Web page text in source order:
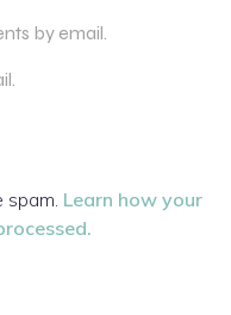
by email.
spam. Learn how your